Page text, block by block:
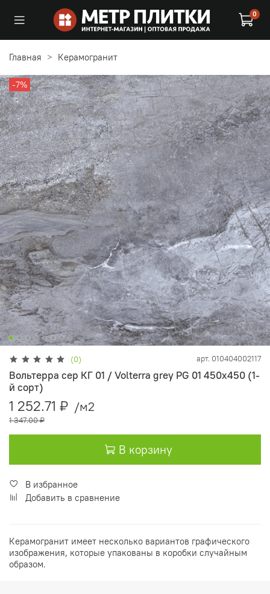
0
Главная Керамогранит
-7%
(0) арт. 010404002117
Вольтерра сер КГ 01 / Volterra grey PG 01 450х450 (1-
й сорт)
1 252.71 ₽ /м2
1 347.00 ₽
В корзину
В избранное
Добавить в сравнение
Керамогранит имеет несколько вариантов графического
изображения, которые упакованы в коробки случайным
образом.